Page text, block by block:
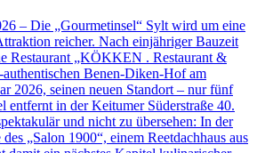
– Die „Gourmetinsel“ Sylt wird um eine
reicher. Nach einjähriger Bauzeit
Restaurant „KÖKKEN . Restaurant &
authentischen Benen-Diken-Hof am
2026, seinen neuen Standort – nur fünf
entfernt in der Keitumer Süderstraße 40.
und nicht zu übersehen: In der
„Salon 1900“, einem Reetdachhaus aus